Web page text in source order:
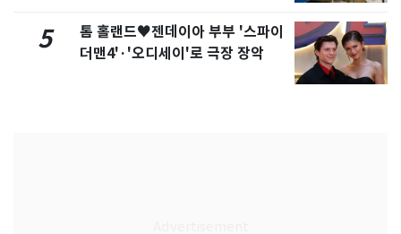
5
톰 홀랜드♥젠데이아 부부 '스파이
더맨4'·'오디세이'로 극장 장악